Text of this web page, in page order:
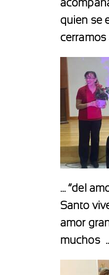
quien se
cerramos
… “del
Santo
amor
muchos